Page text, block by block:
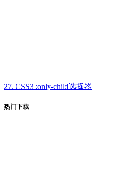
27. CSS3 :only-child选择器
热门下载